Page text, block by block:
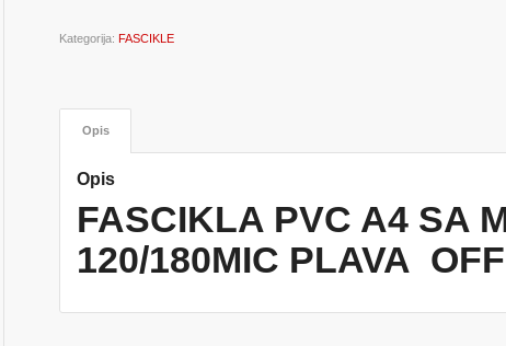
Kategorija:FASCIKLE
Opis
Opis
FASCIKLA PVC A4 SA
120/180MIC PLAVA